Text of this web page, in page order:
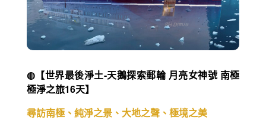
◍【世界最後淨土-天鵝探索郵輪 月亮女神號 南極
極淨之旅16天】
尋訪南極、純淨之景、大地之聲、極境之美